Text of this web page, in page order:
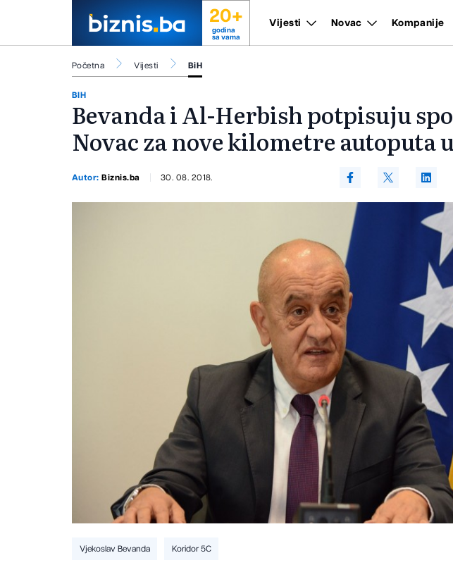
20+
godina
sa vama
Vijesti Novac Kompanije
Početna Vijesti BiH
BIH
Bevanda i Al-Herbish potpisuju
Novac za nove kilometre autoputa
Autor:Biznis.ba 30. 08. 2018.
Vjekoslav Bevanda Koridor 5C